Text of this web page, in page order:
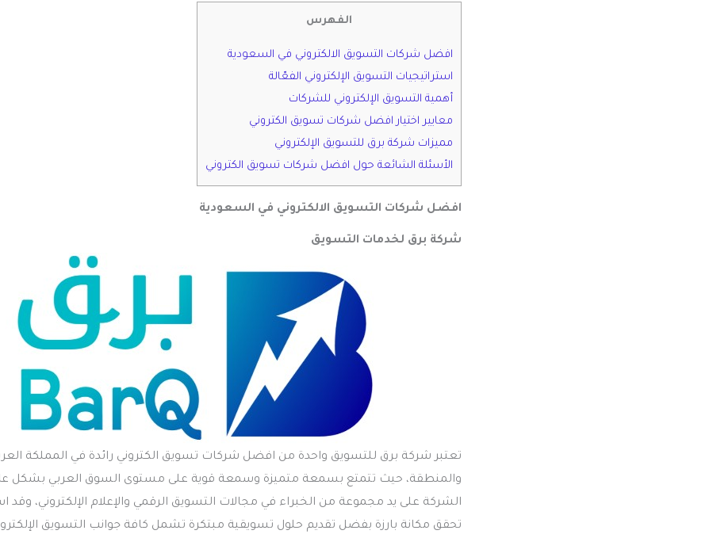
الفهرس
افضل شركات التسويق الالكتروني في السعودية
استراتيجيات التسويق الإلكتروني الفعّالة
أهمية التسويق الإلكتروني للشركات
معايير اختيار افضل شركات تسويق الكتروني
مميزات شركة برق للتسويق الإلكتروني
الأسئلة الشائعة حول افضل شركات تسويق الكتروني
افضل شركات التسويق الالكتروني في السعودية
شركة برق لخدمات التسويق
تعتبر شركة برق للتسويق واحدة من افضل شركات تسويق الكتروني رائدة في المملكة
والمنطقة، حيث تتمتع بسمعة متميزة وسمعة قوية على مستوى السوق العربي بشكل
الشركة على يد مجموعة من الخبراء في مجالات التسويق الرقمي والإعلام الإلكتروني،
تحقق مكانة بارزة بفضل تقديم حلول تسويقية مبتكرة تشمل كافة جوانب التسويق